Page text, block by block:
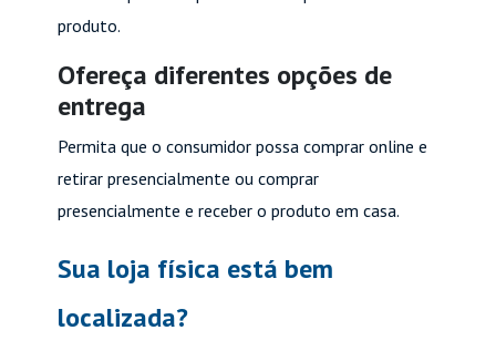
produto.
Ofereça diferentes opções de
entrega
Permita que o consumidor possa comprar online e
retirar presencialmente ou comprar
presencialmente e receber o produto em casa.
Sua loja física está bem
localizada?